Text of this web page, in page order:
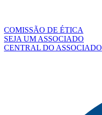
COMISSÃO DE ÉTICA
SEJA UM ASSOCIADO
CENTRAL DO ASSOCIADO